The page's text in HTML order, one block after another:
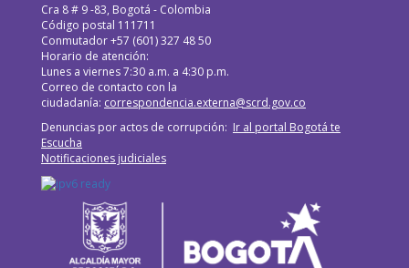
Cra 8 # 9 -83, Bogotá - Colombia
Código postal 111711
Conmutador +57 (601) 327 48 50
Horario de atención:
Lunes a viernes 7:30 a.m. a 4:30 p.m.
Correo de contacto con la
ciudadanía: correspondencia.externa@scrd.gov.co
Denuncias por actos de corrupción: Ir al portal Bogotá te
Escucha
Notificaciones judiciales